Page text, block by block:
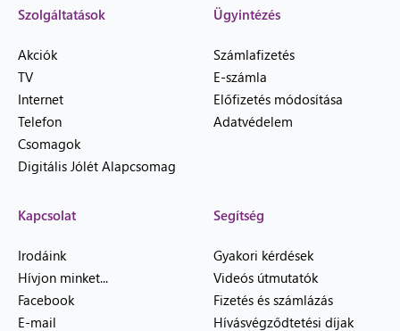
Szolgáltatások
Akciók
TV
Internet
Telefon
Csomagok
Digitális Jólét Alapcsomag
Ügyintézés
Számlafizetés
E-számla
Előfizetés módosítása
Adatvédelem
Kapcsolat
Irodáink
Hívjon minket...
Facebook
E-mail
Segítség
Gyakori kérdések
Videós útmutatók
Fizetés és számlázás
Hívásvégződtetési díjak